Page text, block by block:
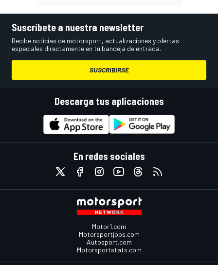
Suscríbete a nuestra newsletter
Recibe noticias de motorsport, actualizaciones y ofertas
especiales directamente en tu bandeja de entrada.
SUSCRIBIRSE
Descarga tus aplicaciones
En redes sociales
Motor1.com
Motorsportjobs.com
Autosport.com
Motorsportstats.com